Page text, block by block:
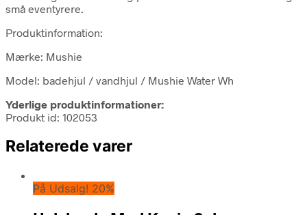
små eventyrere.
Produktinformation:
Mærke: Mushie
Model: badehjul / vandhjul / Mushie Water Wh
Yderlige produktinformationer:
Produkt id: 102053
Relaterede varer
På Udsalg! 20%